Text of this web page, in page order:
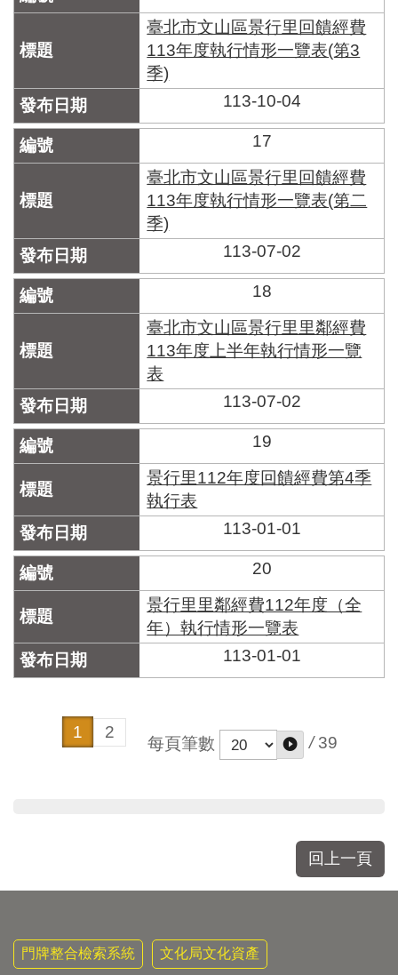
臺北市文山區景行里回饋經費
113年度執行情形一覽表(第3
季)
113-10-04
17
臺北市文山區景行里回饋經費
113年度執行情形一覽表(第二
季)
113-07-02
18
臺北市文山區景行里里鄰經費
113年度上半年執行情形一覽
表
113-07-02
19
景行里112年度回饋經費第4季
執行表
113-01-01
20
景行里里鄰經費112年度（全
年）執行情形一覽表
113-01-01
1 2
每頁筆數 / 39
回上一頁
門牌整合檢索系統 文化局文化資產